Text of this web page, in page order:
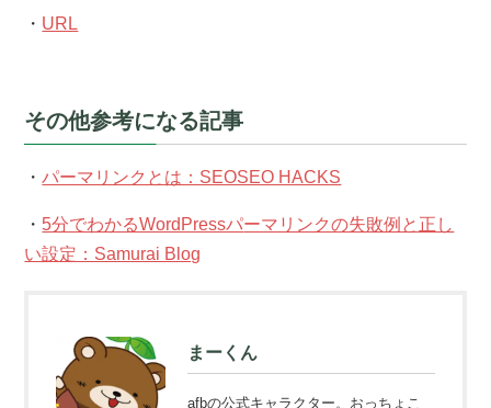
・ URL
その他参考になる記事
・パーマリンクとは：SEOSEO HACKS
・ 5分でわかるWordPressパーマリンクの失敗例と正し
い設定：Samurai Blog
まーくん
afbの公式キャラクター。おっちょこ